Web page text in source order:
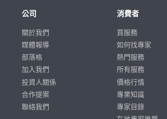
公司
關於我們
媒體報導
部落格
加入我們
投資人關係
合作提案
聯絡我們
消費者
買服務
如何找專家
熱門服務
所有服務
價格行情
專業知識
專家目錄